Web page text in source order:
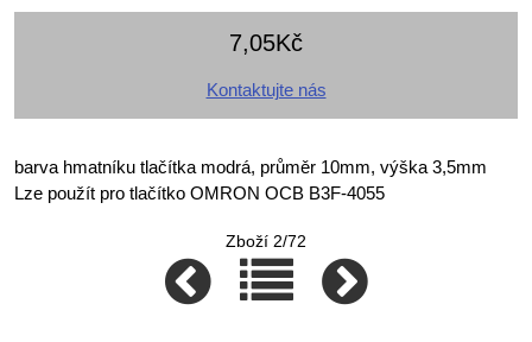
7,05Kč
Kontaktujte nás
barva hmatníku tlačítka modrá, průměr 10mm, výška 3,5mm
Lze použít pro tlačítko OMRON OCB B3F-4055
Zboží 2/72